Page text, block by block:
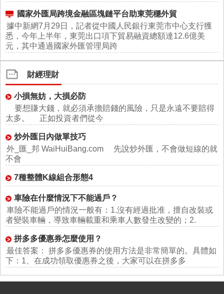
國家外匯局跨境金融區塊鏈平台助東莞穩外貿
據中新網7月29日，記者從中國人民銀行東莞市中心支行獲
悉，今年上半年，東莞出口項下貿易融資總額達12.6億美
元，其中通過國家外匯管理局跨
財經理財
小損無妨，大損必防
要想賺大錢，就必須承擔賠錢的風險，只是永遠不要賠得
太多。 正如投資者們從今
炒外匯日內做單技巧
外_匯_邦 WaiHuiBang.com 先說炒外匯，不會做短線的就
不會
7種整體K線組合形態4
車險在什麼情況下不能過戶？
車險不能過戶的情況一般有：1.沒有經過批准，擅自改裝或
者變裝車輛，導致車輛載重和乘車人數發生改變的；2.
拼多多優惠券怎麼使用？
最佳答案： 拼多多優惠券的使用方法是非常簡單的。具體如
下：1、在成功領取優惠券之後，大家可以在拼多多